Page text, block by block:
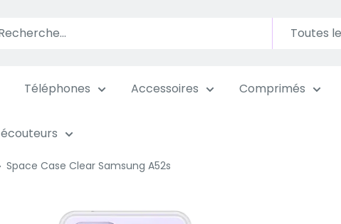
Toutes
Téléphones Accessoires Comprimés
écouteurs
Space Case Clear Samsung A52s